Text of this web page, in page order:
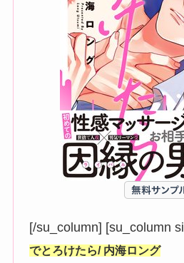
[/su_column] [su_column
でとろけたら/ 内海ロング